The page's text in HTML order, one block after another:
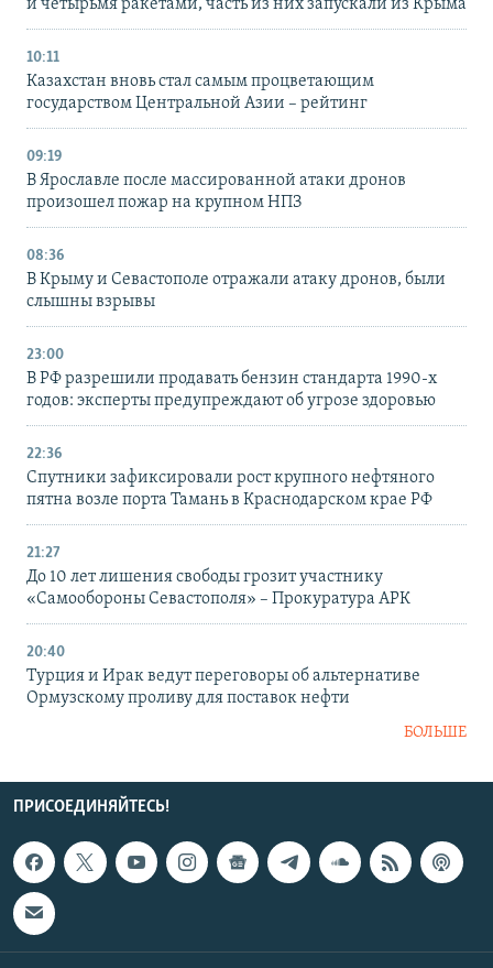
и четырьмя ракетами, часть из них запускали из Крыма
10:11
Казахстан вновь стал самым процветающим
государством Центральной Азии – рейтинг
09:19
В Ярославле после массированной атаки дронов
произошел пожар на крупном НПЗ
08:36
В Крыму и Севастополе отражали атаку дронов, были
слышны взрывы
23:00
В РФ разрешили продавать бензин стандарта 1990-х
годов: эксперты предупреждают об угрозе здоровью
22:36
Спутники зафиксировали рост крупного нефтяного
пятна возле порта Тамань в Краснодарском крае РФ
21:27
До 10 лет лишения свободы грозит участнику
«Самообороны Севастополя» – Прокуратура АРК
20:40
Турция и Ирак ведут переговоры об альтернативе
Ормузскому проливу для поставок нефти
БОЛЬШЕ
ПРИСОЕДИНЯЙТЕСЬ!